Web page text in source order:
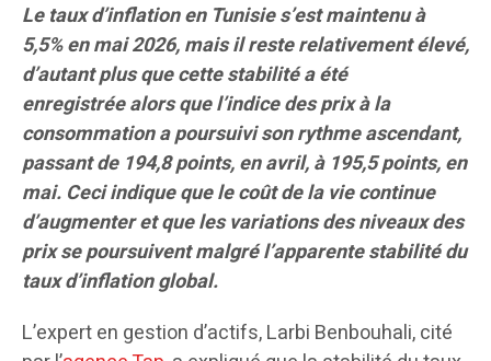
Le taux d’inflation en Tunisie s’est maintenu à
5,5% en mai 2026, mais il reste relativement élevé,
d’autant plus que cette stabilité a été
enregistrée alors que l’indice des prix à la
consommation a poursuivi son rythme ascendant,
passant de 194,8 points, en avril, à 195,5 points, en
mai. Ceci indique que le coût de la vie continue
d’augmenter et que les variations des niveaux des
prix se poursuivent malgré l’apparente stabilité du
taux d’inflation global.
L’expert en gestion d’actifs, Larbi Benbouhali, cité